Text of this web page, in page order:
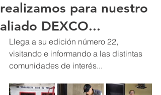
realizamos para nuestro
aliado DEXCO...
Llega a su edición número 22,
visitando e informando a las distintas
comunidades de interés...